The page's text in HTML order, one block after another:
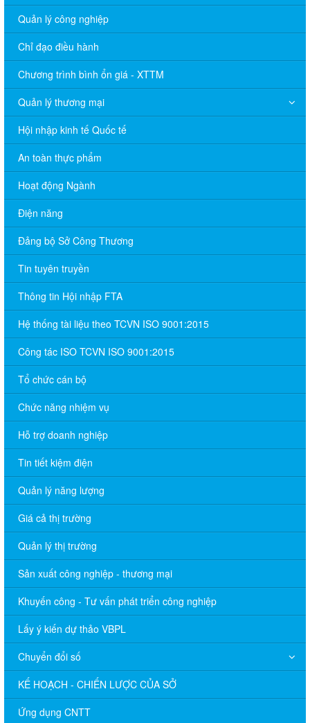
Quản lý công nghiệp
Chỉ đạo điều hành
Chương trình bình ổn giá - XTTM
Quản lý thương mại
Hội nhập kinh tế Quốc tế
An toàn thực phẩm
Hoạt động Ngành
Điện năng
Đảng bộ Sở Công Thương
Tin tuyên truyền
Thông tin Hội nhập FTA
Hệ thống tài liệu theo TCVN ISO 9001:2015
Công tác ISO TCVN ISO 9001:2015
Tổ chức cán bộ
Chức năng nhiệm vụ
Hỗ trợ doanh nghiệp
Tin tiết kiệm điện
Quản lý năng lượng
Giá cả thị trường
Quản lý thị trường
Sản xuất công nghiệp - thương mại
Khuyến công - Tư vấn phát triển công nghiệp
Lấy ý kiến dự thảo VBPL
Chuyển đổi số
KẾ HOẠCH - CHIẾN LƯỢC CỦA SỞ
Ứng dụng CNTT